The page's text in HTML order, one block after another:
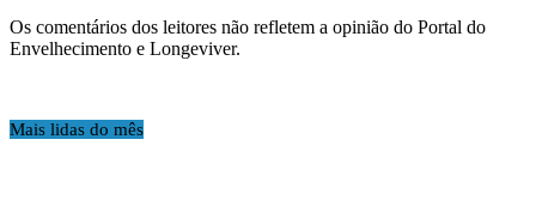
Os comentários dos leitores não refletem a opinião do Portal do
Envelhecimento e Longeviver.
Mais lidas do mês